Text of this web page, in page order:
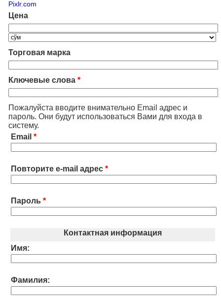
Pixlr.com
Цена
Торговая марка
Ключевые слова *
Пожалуйста вводите внимательно Email адрес и
пароль. Они будут использоваться Вами для входа в
систему.
Email *
Повторите e-mail адрес *
Пароль *
Контактная информация
Имя:
Фамилия: